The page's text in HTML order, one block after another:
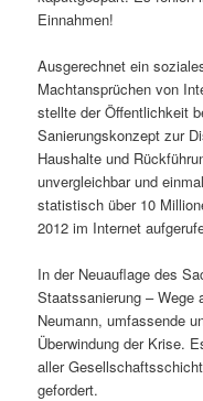
Einnahmen!
Ausgerechnet ein
Machtansprüchen von
stellte der Öffentlichkeit
Sanierungskonzept zur
Haushalte und
unvergleichbar und
statistisch über 10
2012 im Internet
In der Neuauflage des
Staatssanierung – Wege
Neumann, umfassende
Überwindung der Krise.
aller
gefordert.